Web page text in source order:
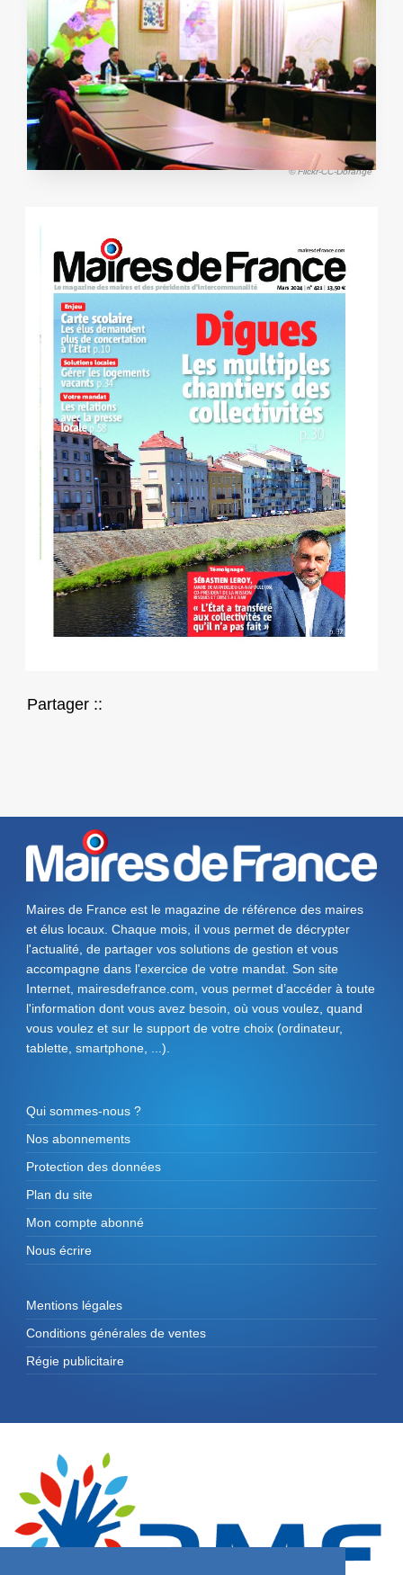
© Flickr-CC-Dorange
Partager ::
Maires de France est le magazine de référence des maires
et élus locaux. Chaque mois, il vous permet de décrypter
l'actualité, de partager vos solutions de gestion et vous
accompagne dans l'exercice de votre mandat. Son site
Internet, mairesdefrance.com, vous permet d’accéder à toute
l'information dont vous avez besoin, où vous voulez, quand
vous voulez et sur le support de votre choix (ordinateur,
tablette, smartphone, ...).
Qui sommes-nous ?
Nos abonnements
Protection des données
Plan du site
Mon compte abonné
Nous écrire
Mentions légales
Conditions générales de ventes
Régie publicitaire